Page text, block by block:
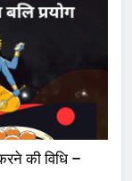
की विधि –